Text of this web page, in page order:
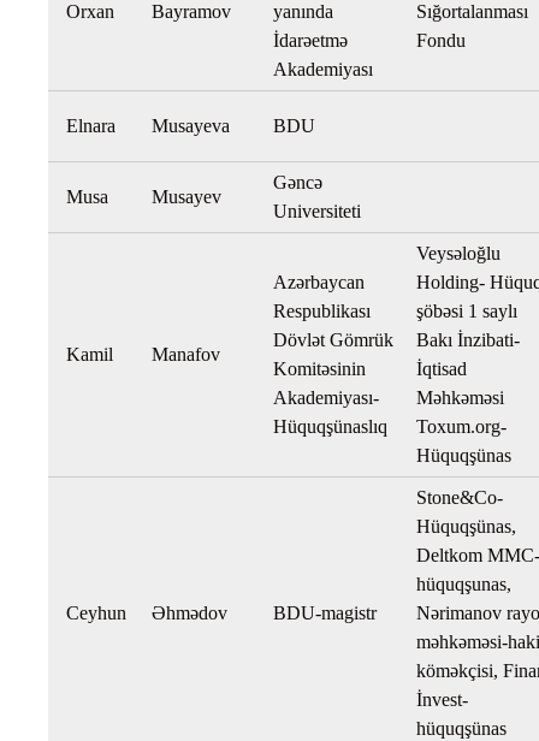
Orxan Bayramov
yanında
İdarəetmə
Akademiyası
Sığortalanması
Fondu
Elnara Musayeva BDU
Musa Musayev
Gəncə
Universiteti
Kamil Manafov
Azərbaycan
Respublikası
Dövlət Gömrük
Komitəsinin
Akademiyası-
Hüquqşünaslıq
Veysəloğlu
Holding-
şöbəsi 1 saylı
Bakı İnzibati-
İqtisad
Məhkəməsi
Toxum.org-
Hüquqşünas
Ceyhun Əhmədov BDU-magistr
Stone&Co-
Hüquqşünas,
Deltkom MMC-
hüquqşunas,
Nərimanov
məhkəməsi-
köməkçisi,
İnvest-
hüquqşünas